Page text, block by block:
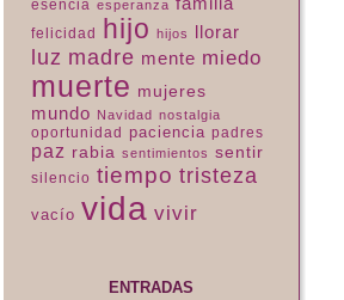
esencia esperanza
felicidad hijo hijos llorar
luz madre mente miedo
muerte mujeres
mundo Navidad nostalgia
oportunidad
paciencia padres
paz rabia sentimientos sentir
silencio tiempo tristeza
vacío vida vivir
ENTRADAS